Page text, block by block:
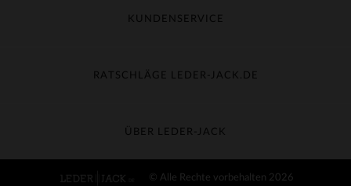
KUNDENSERVICE
Umtausch & Widerruf
Kundenservice kontaktieren
RATSCHLÄGE LEDER-JACK.DE
Material-Guide
ÜBER LEDER-JACK
© Alle Rechte vorbehalten 2026